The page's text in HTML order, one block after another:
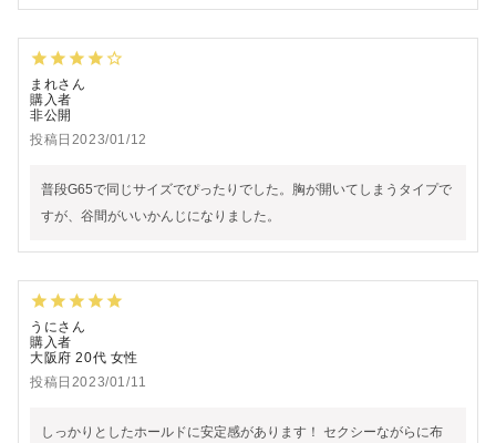
まれ
購入者
非公開
投稿日 2023/01/12
普段G65で同じサイズでぴったりでした。胸が開いてしまうタイプで
すが、谷間がいいかんじになりました。
うに
購入者
大阪府 20代 女性
投稿日 2023/01/11
しっかりとしたホールドに安定感があります！ セクシーながらに布